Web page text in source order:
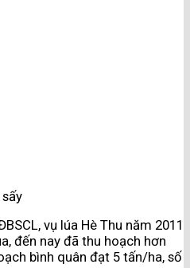
vụ lúa Hè Thu năm 2011
đến nay đã thu hoạch hơn
bình quân đạt 5 tấn/ha, số